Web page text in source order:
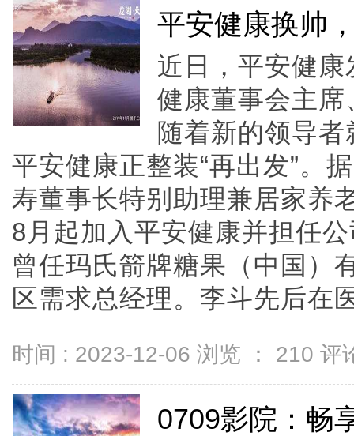
平安健康换帅
近日，平安健
健康董事会主
随着新的领导
平安健康正整装“再出发”。
寿董事长特别助理兼居家养
8月起加入平安健康并担任
曾任玛氏箭牌糖果（中国）
区需求总经理。李斗先后在
时间 : 2023-12-06 浏览 ： 210 评
0709影院：畅